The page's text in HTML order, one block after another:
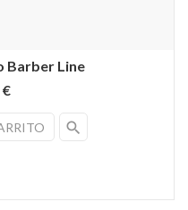
Barber Line
€
search